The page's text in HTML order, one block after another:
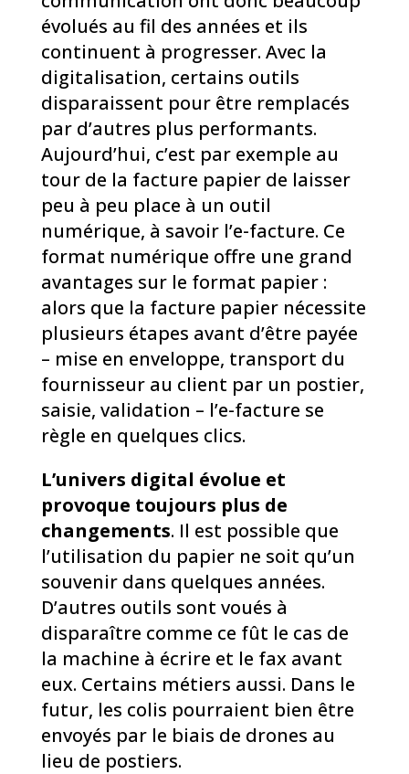
évolués au fil des années et ils
continuent à progresser. Avec la
digitalisation, certains outils
disparaissent pour être remplacés
par d’autres plus performants.
Aujourd’hui, c’est par exemple au
tour de la facture papier de laisser
peu à peu place à un outil
numérique, à savoir l’e-facture. Ce
format numérique offre une grand
avantages sur le format papier :
alors que la facture papier nécessite
plusieurs étapes avant d’être payée
– mise en enveloppe, transport du
fournisseur au client par un postier,
saisie, validation – l’e-facture se
règle en quelques clics.
L’univers digital évolue et
provoque toujours plus de
changements. Il est possible que
l’utilisation du papier ne soit qu’un
souvenir dans quelques années.
D’autres outils sont voués à
disparaître comme ce fût le cas de
la machine à écrire et le fax avant
eux. Certains métiers aussi. Dans le
futur, les colis pourraient bien être
envoyés par le biais de drones au
lieu de postiers.